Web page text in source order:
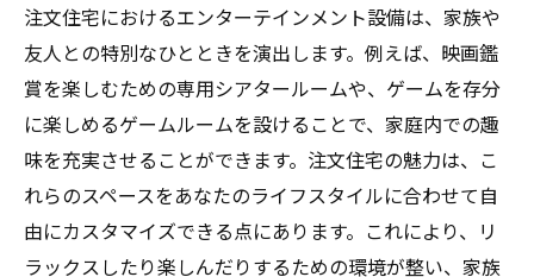
注文住宅におけるエンターテインメント設備は、家族や
友人との特別なひとときを演出します。例えば、映画鑑
賞を楽しむための専用シアタールームや、ゲームを存分
に楽しめるゲームルームを設けることで、家庭内での趣
味を充実させることができます。注文住宅の魅力は、こ
れらのスペースをあなたのライフスタイルに合わせて自
由にカスタマイズできる点にあります。これにより、リ
ラックスしたり楽しんだりするための環境が整い、家族